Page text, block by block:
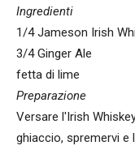
Ingredienti
1/4 Jameson Irish
3/4 Ginger Ale
fetta di lime
Preparazione
Versare l'Irish
ghiaccio, spremervi e